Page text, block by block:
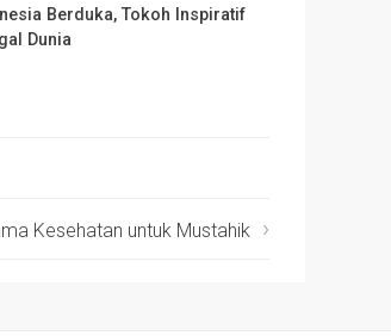
Berduka, Tokoh Inspiratif
Dunia
Kesehatan untuk Mustahik